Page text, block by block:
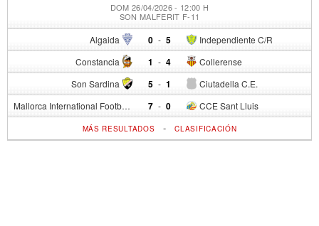
DOM 26/04/2026 - 12:00 H
SON MALFERIT F-11
Algaida 0 - Independiente C/R
5
Constancia 1 - Collerense
4
Son Sardina 5 - Ciutadella C.E.
1
Mallorca International Football Club del S.p. 7 - CCE Sant Lluis
0
MÁS RESULTADOS -CLASIFICACIÓN